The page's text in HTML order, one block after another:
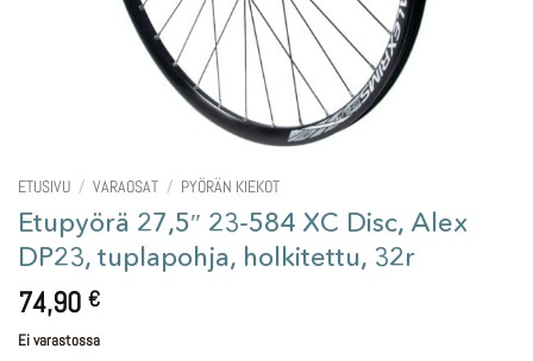
ETUSIVU / VARAOSAT / PYÖRÄN KIEKOT
Etupyörä 27,5″ 23-584 XC Disc, Alex
DP23, tuplapohja, holkitettu, 32r
74,90 €
Ei varastossa